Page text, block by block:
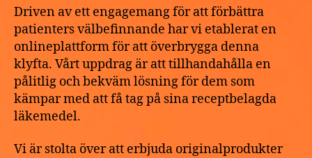
Driven av ett engagemang för att förbättra
patienters välbefinnande har vi etablerat en
onlineplattform för att överbrygga denna
klyfta. Vårt uppdrag är att tillhandahålla en
pålitlig och bekväm lösning för dem som
kämpar med att få tag på sina receptbelagda
läkemedel.
Vi är stolta över att erbjuda originalprodukter